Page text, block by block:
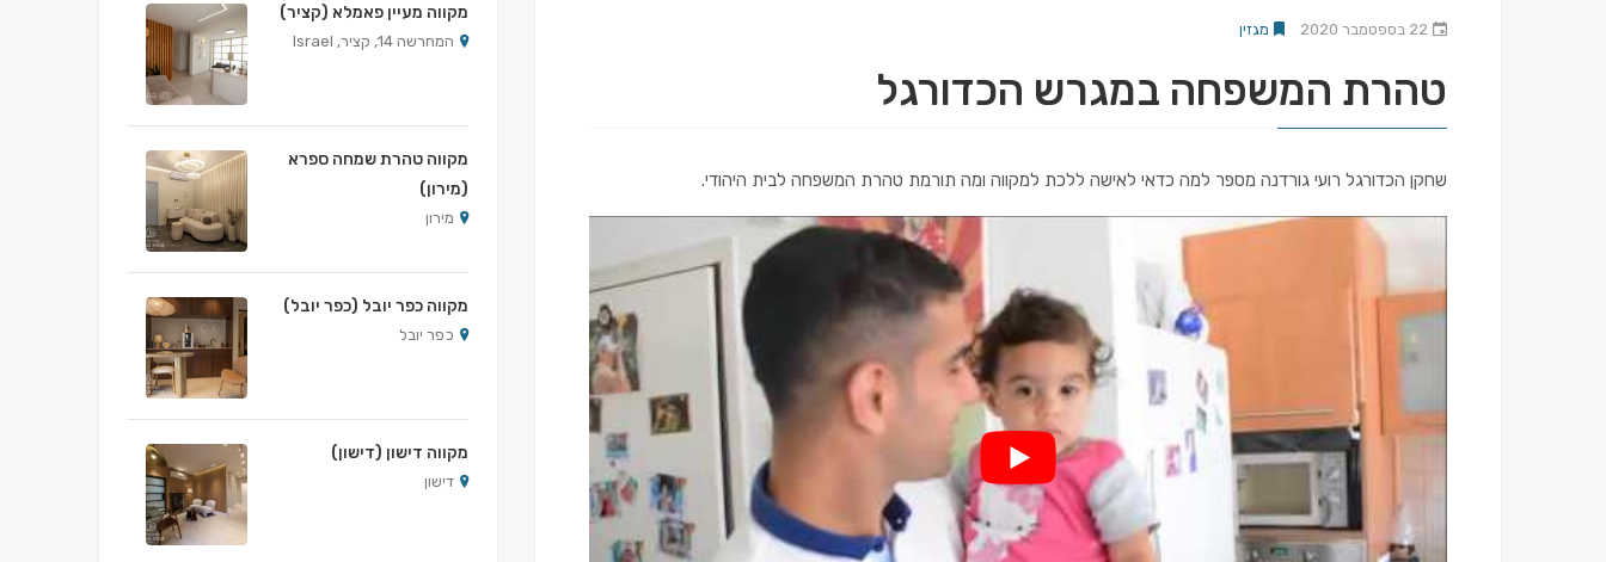
22 בספטמבר 2020 מגזין
טהרת המשפחה במגרש הכדורגל
שחקן הכדורגל רועי גורדנה מספר למה כדאי לאישה ללכת למקווה ומה תורמת טהרת המשפחה לבית היהודי.
מקווה מעיין פאמלא (קציר)
המחרשה 14, קציר, Israel
מקווה טהרת שמחה ספרא
(מירון)
מירון
מקווה כפר יובל (כפר יובל)
כפר יובל
מקווה דישון (דישון)
דישון